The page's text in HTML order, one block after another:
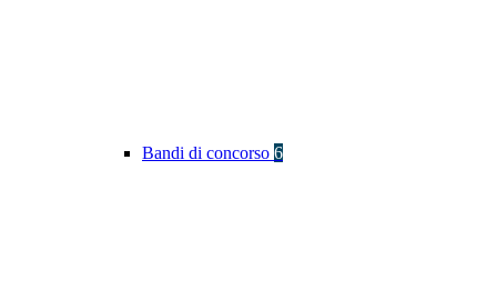
Bandi di concorso 6